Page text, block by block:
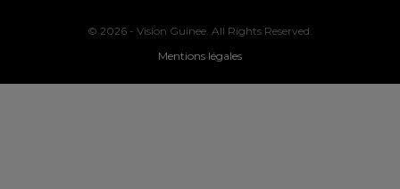
© 2026 - Vision Guinee. All Rights Reserved.
Mentions légales